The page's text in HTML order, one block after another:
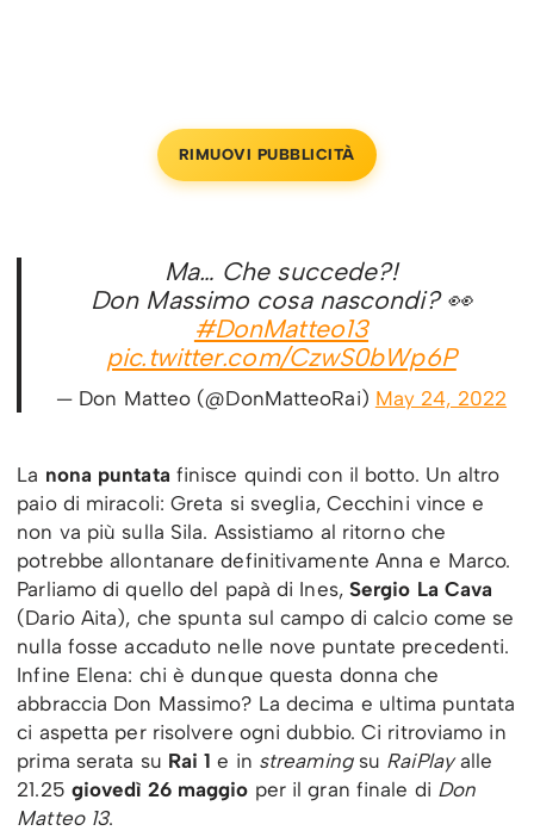
RIMUOVI PUBBLICITÀ
Ma… Che succede?!
Don Massimo cosa nascondi? 👀
#DonMatteo13
pic.twitter.com/CzwS0bWp6P
— Don Matteo (@DonMatteoRai) May 24, 2022
La nona puntata finisce quindi con il botto. Un altro
paio di miracoli: Greta si sveglia, Cecchini vince e
non va più sulla Sila. Assistiamo al ritorno che
potrebbe allontanare definitivamente Anna e Marco.
Parliamo di quello del papà di Ines, Sergio La Cava
(Dario Aita), che spunta sul campo di calcio come se
nulla fosse accaduto nelle nove puntate precedenti.
Infine Elena: chi è dunque questa donna che
abbraccia Don Massimo? La decima e ultima puntata
ci aspetta per risolvere ogni dubbio. Ci ritroviamo in
prima serata su Rai 1e in streaming su RaiPlayalle
21.25 giovedì 26 maggio per il gran finale di Don
Matteo 13.